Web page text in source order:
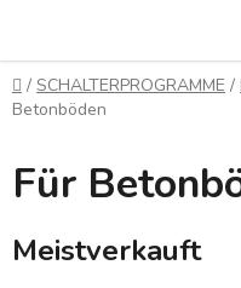
springen
Startseite
/ SCHALTERPROGRAMME /
Betonböden
Für
Meistverkauft